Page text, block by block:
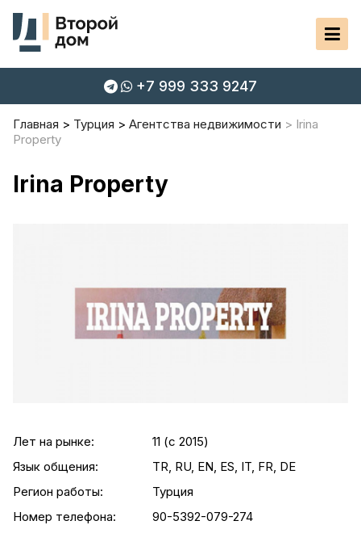
+7 999 333 9247
Главная Турция Агентства недвижимости
Irina
Property
Irina Property
Лет на рынке:
11 (c 2015)
Язык общения:
TR, RU, EN, ES, IT, FR, DE
Регион работы:
Турция
Номер телефона:
90-5392-079-274